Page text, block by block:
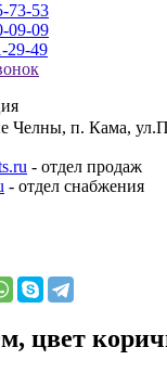
73-53
09-09
29-49
Челны, п. Кама,
- отдел продаж
- отдел снабжения
цвет